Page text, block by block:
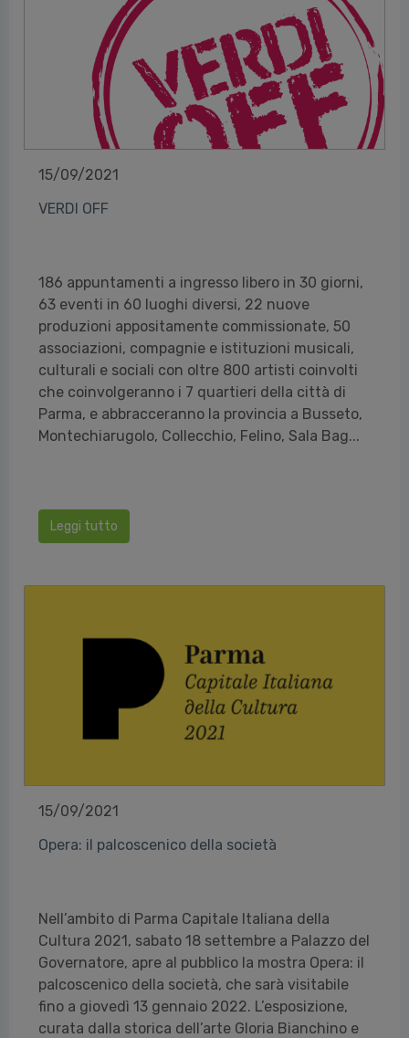
15/09/2021
VERDI OFF
186 appuntamenti a ingresso libero in 30 giorni,
63 eventi in 60 luoghi diversi, 22 nuove
produzioni appositamente commissionate, 50
associazioni, compagnie e istituzioni musicali,
culturali e sociali con oltre 800 artisti coinvolti
che coinvolgeranno i 7 quartieri della città di
Parma, e abbracceranno la provincia a Busseto,
Montechiarugolo, Collecchio, Felino, Sala Bag...
Leggi tutto
15/09/2021
Opera: il palcoscenico della società
Nell’ambito di Parma Capitale Italiana della
Cultura 2021, sabato 18 settembre a Palazzo del
Governatore, apre al pubblico la mostra Opera: il
palcoscenico della società, che sarà visitabile
fino a giovedì 13 gennaio 2022. L’esposizione,
curata dalla storica dell’arte Gloria Bianchino e